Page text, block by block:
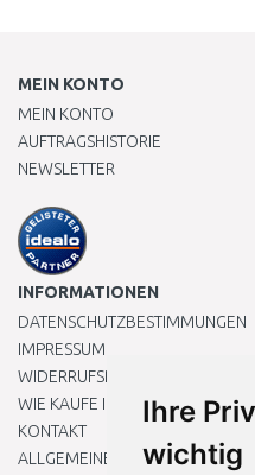
Ihre
wichtig
MEIN KONTO
MEIN KONTO
AUFTRAGSHISTORIE
NEWSLETTER
INFORMATIONEN
DATENSCHUTZBESTIMMUNGEN
IMPRESSUM
WIDERRUFSRECHT
WIE KAUFE ICH EIN?
KONTAKT
ALLGEMEINEN